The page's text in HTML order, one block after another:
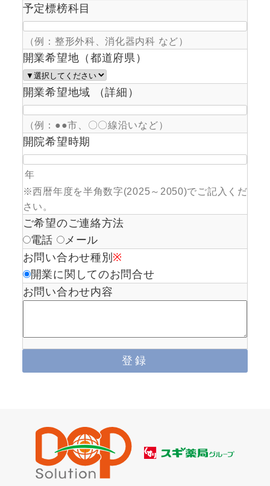
予定標榜科目
（例：整形外科、消化器内科 など）
開業希望地（都道府県）
開業希望地域 （詳細）
（例：●●市、〇〇線沿いなど）
開院希望時期
年
※西暦年度を半角数字(2025～2050)でご記入くだ
さい。
ご希望のご連絡方法
電話
メール
お問い合わせ種別 ※
開業に関してのお問合せ
お問い合わせ内容